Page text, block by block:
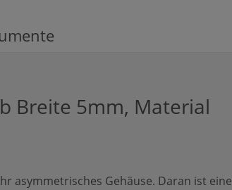
Breite 5mm, Material
asymmetrisches Gehäuse. Daran ist eine